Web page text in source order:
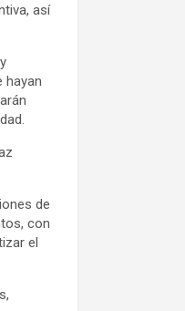
así
hayan
de
con
el